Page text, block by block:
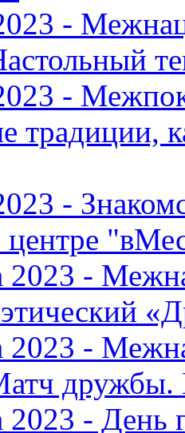
-
-
традиции,
-
центре
2023 -
2023 -
2023 -